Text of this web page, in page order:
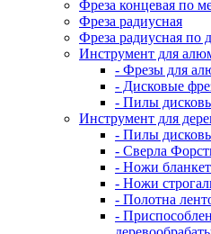
Фреза концевая по
Фреза радиусная
Фреза радиусная по
Инструмент для
- Фрезы для
- Дисковые
- Пилы
Инструмент для
- Пилы
- Сверла
- Ножи
- Ножи
- Полотна
-